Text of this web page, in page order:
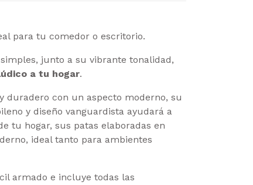
para tu comedor o escritorio.
junto a su vibrante tonalidad,
a tu hogar.
duradero con un aspecto moderno, su
y diseño vanguardista ayudará a
tu hogar, sus patas elaboradas en
ideal tanto para ambientes
armado e incluye todas las